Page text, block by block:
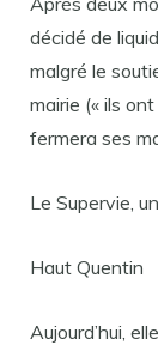
décidé de
malgré le
mairie (« ils
fermera ses
Le Supervie,
Haut Quentin
Aujourd’hui,